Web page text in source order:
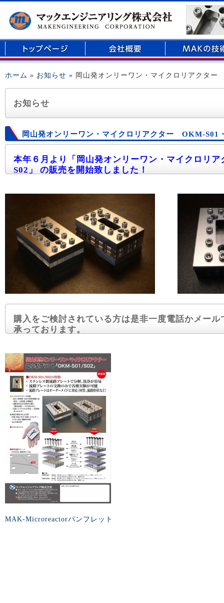
マイクロリアクター、医療用部品の開発、精密部品加工のことなら倉敷市玉島
ホーム » お知らせ » 岡山発オンリーワン・マイクロリアクタ
お知らせ
岡山発オンリーワン・マイクロリアクター OKM-
本年６月より「岡山発オンリーワン・マイクロリ
S02」 の販売を開始致しました！
購入をご検討されている方は是非一度電話かメー
承っております。
MAK-Microreactorパンフレット